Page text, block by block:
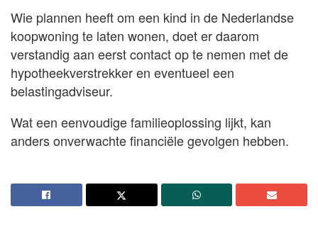
Wie plannen heeft om een kind in de Nederlandse
koopwoning te laten wonen, doet er daarom
verstandig aan eerst contact op te nemen met de
hypotheekverstrekker en eventueel een
belastingadviseur.
Wat een eenvoudige familieoplossing lijkt, kan
anders onverwachte financiële gevolgen hebben.